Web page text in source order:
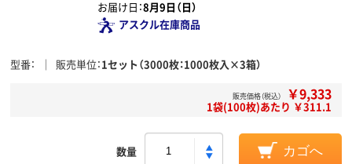
お届け日：8月9日（日）
アスクル在庫商品
型番 販売単位 1セット（3000枚：1000枚入×3箱）
販売価格（税込） ￥9,333
1袋(100枚)あたり ￥311.1
数量 カゴへ